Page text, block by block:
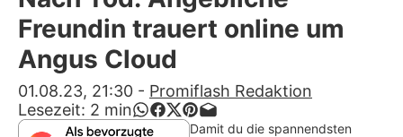
Alle Themen auf Promiflash
App runterladen
Team
Freundin trauert online um
Angus Cloud
01.08.23, 21:30 - Promiflash Redaktion
Lesezeit: 2 min
Damit du die spannendsten